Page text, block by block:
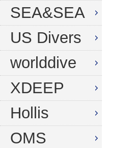
SEA&SEA
US Divers
worlddive
XDEEP
Hollis
OMS